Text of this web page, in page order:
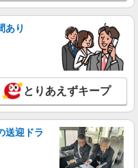
あり
とりあえずキープ
送迎ドラ